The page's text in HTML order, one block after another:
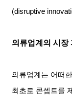
(disruptive
의류업계의 시장
의류업계는 어떠
최초로 콘셉트를